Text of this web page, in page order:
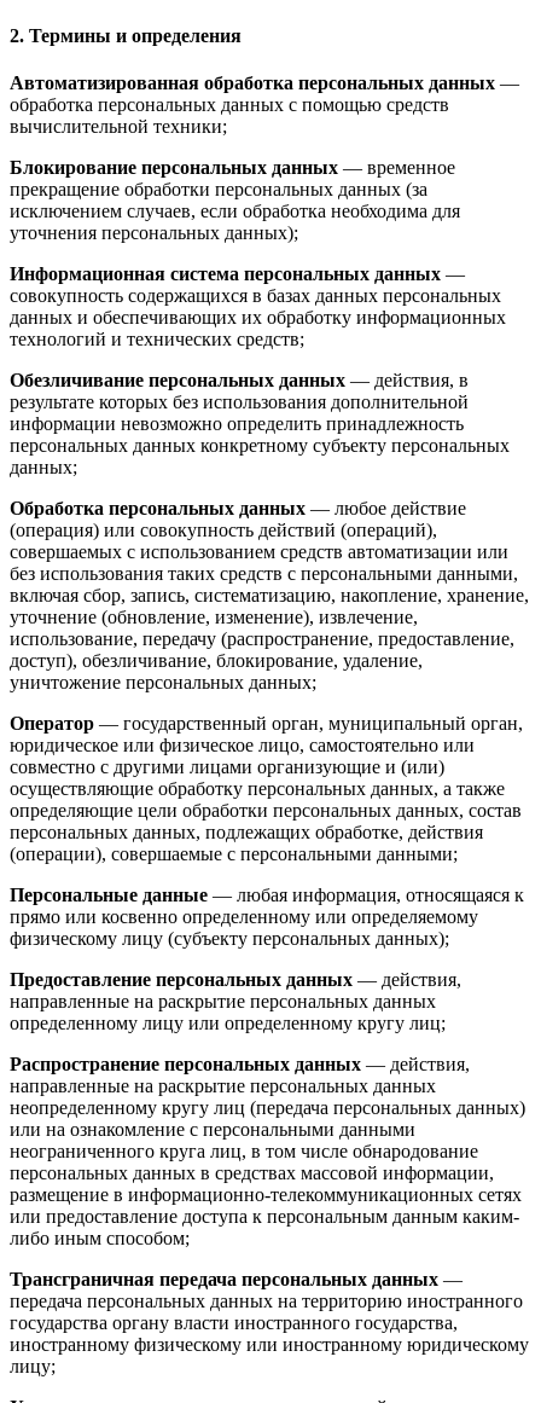
2. Термины и определения
Автоматизированная обработка персональных данных —
обработка персональных данных с помощью средств
вычислительной техники;
Блокирование персональных данных — временное
прекращение обработки персональных данных (за
исключением случаев, если обработка необходима для
уточнения персональных данных);
Информационная система персональных данных —
совокупность содержащихся в базах данных персональных
данных и обеспечивающих их обработку информационных
технологий и технических средств;
Обезличивание персональных данных — действия, в
результате которых без использования дополнительной
информации невозможно определить принадлежность
персональных данных конкретному субъекту персональных
данных;
Обработка персональных данных — любое действие
(операция) или совокупность действий (операций),
совершаемых с использованием средств автоматизации или
без использования таких средств с персональными данными,
включая сбор, запись, систематизацию, накопление, хранение,
уточнение (обновление, изменение), извлечение,
использование, передачу (распространение, предоставление,
доступ), обезличивание, блокирование, удаление,
уничтожение персональных данных;
Оператор — государственный орган, муниципальный орган,
юридическое или физическое лицо, самостоятельно или
совместно с другими лицами организующие и (или)
осуществляющие обработку персональных данных, а также
определяющие цели обработки персональных данных, состав
персональных данных, подлежащих обработке, действия
(операции), совершаемые с персональными данными;
Персональные данные — любая информация, относящаяся к
прямо или косвенно определенному или определяемому
физическому лицу (субъекту персональных данных);
Предоставление персональных данных — действия,
направленные на раскрытие персональных данных
определенному лицу или определенному кругу лиц;
Распространение персональных данных — действия,
направленные на раскрытие персональных данных
неопределенному кругу лиц (передача персональных данных)
или на ознакомление с персональными данными
неограниченного круга лиц, в том числе обнародование
персональных данных в средствах массовой информации,
размещение в информационно-телекоммуникационных сетях
или предоставление доступа к персональным данным каким-
либо иным способом;
Трансграничная передача персональных данных —
передача персональных данных на территорию иностранного
государства органу власти иностранного государства,
иностранному физическому или иностранному юридическому
лицу;